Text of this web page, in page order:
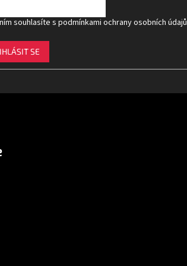
souhlasíte spodmínkami ochrany osobních údajů
SE